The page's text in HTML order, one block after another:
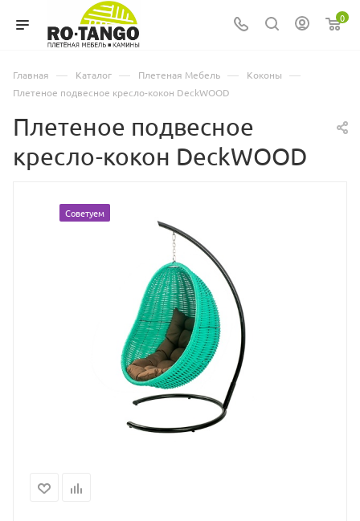
0
Главная — Каталог — Плетеная Мебель — Коконы —
Плетеное подвесное кресло-кокон DeckWOOD
Плетеное подвесное
кресло-кокон DeckWOOD
Советуем